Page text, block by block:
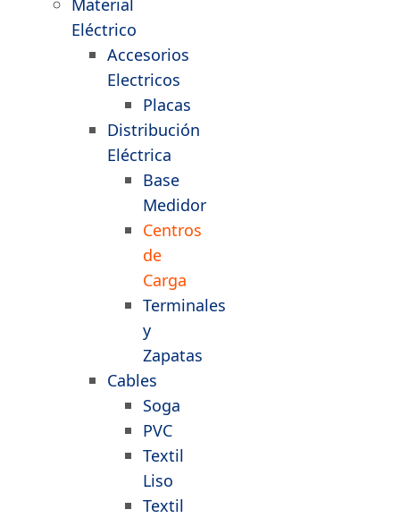
Material
Eléctrico
Accesorios
Electricos
Placas
Distribución
Eléctrica
Base
Medidor
Centros
de
Carga
Terminales
y
Zapatas
Cables
Soga
PVC
Textil
Liso
Textil